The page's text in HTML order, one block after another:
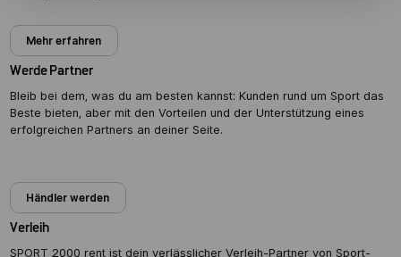
Mehr erfahren
Werde Partner
Bleib bei dem, was du am besten kannst: Kunden rund um Sport das
Beste bieten, aber mit den Vorteilen und der Unterstützung eines
erfolgreichen Partners an deiner Seite.
Händler werden
Verleih
SPORT 2000 rent ist dein verlässlicher Verleih-Partner von Sport-